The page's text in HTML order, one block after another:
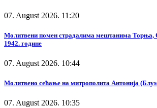
07. August 2026. 11:20
Молитвени помен страдалима мештанима Торња,
1942. године
07. August 2026. 10:44
Молитвено сећање на митрополита Антонија
07. August 2026. 10:35